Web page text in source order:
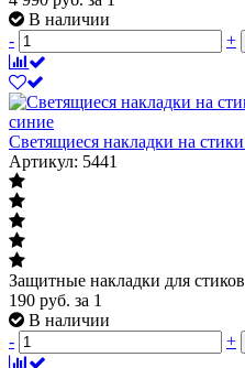
В наличии
-
+
Светящиеся накладки на
Артикул: 5441
Защитные накладки для
190 руб. за 1
В наличии
-
+